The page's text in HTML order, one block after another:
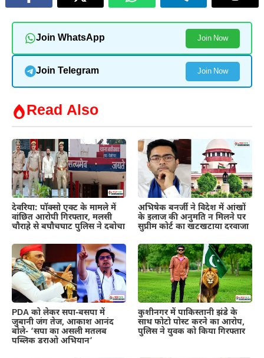
Join WhatsApp Join Now
Join Telegram Join Now
Read Also
देवरिया: पॉक्सो एक्ट के मामले में
वांछित आरोपी गिरफ्तार, मलसी
चौराहे से बघौचघाट पुलिस ने दबोचा
अभिषेक बनर्जी ने विदेश में आंखों
के इलाज की अनुमति न मिलने पर
सुप्रीम कोर्ट का खटखटाया दरवाजा
PDA को लेकर सपा-बसपा में
जुबानी जंग तेज, आकाश आनंद
बोले- ‘सपा का असली मतलब
पब्लिक डराओ अभियान’
कुशीनगर में पाकिस्तानी झंडे के
साथ फोटो पोस्ट करने का आरोप,
पुलिस ने युवक को किया गिरफ्तार